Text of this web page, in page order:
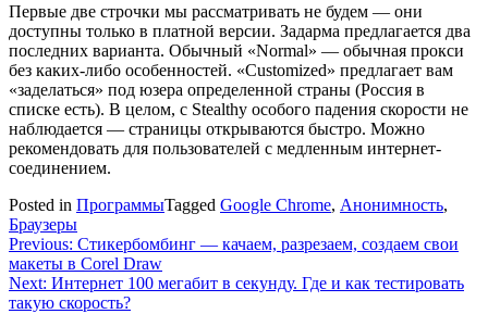
Первые две строчки мы рассматривать не будем — они
доступны только в платной версии. Задарма предлагается два
последних варианта. Обычный «Normal» — обычная прокси
без каких-либо особенностей. «Customized» предлагает вам
«заделаться» под юзера определенной страны (Россия в
списке есть). В целом, с Stealthy особого падения скорости не
наблюдается — страницы открываются быстро. Можно
рекомендовать для пользователей с медленным интернет-
соединением.
Posted in ПрограммыTagged Google Chrome, Анонимность,
Браузеры
Навигация
по
записям
Previous: Стикербомбинг — качаем, разрезаем, создаем свои
макеты в Corel Draw
Next: Интернет 100 мегабит в секунду. Где и как тестировать
такую скорость?